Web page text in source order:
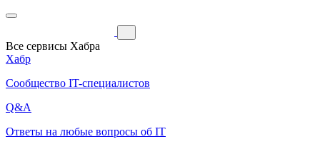
Все сервисы Хабра
Хабр
Сообщество IT-специалистов
Q&A
Ответы на любые вопросы об IT